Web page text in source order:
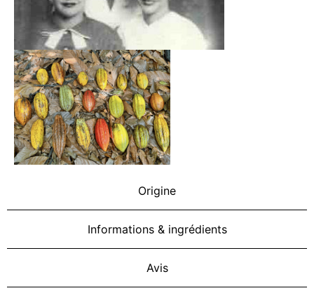
Origine
Informations & ingrédients
Avis